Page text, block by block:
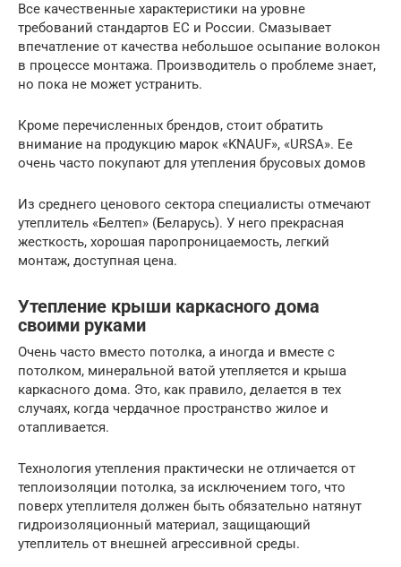
Все качественные характеристики на уровне
требований стандартов ЕС и России. Смазывает
впечатление от качества небольшое осыпание волокон
в процессе монтажа. Производитель о проблеме знает,
но пока не может устранить.
Кроме перечисленных брендов, стоит обратить
внимание на продукцию марок «KNAUF», «URSA». Ее
очень часто покупают для утепления брусовых домов
Из среднего ценового сектора специалисты отмечают
утеплитель «Белтеп» (Беларусь). У него прекрасная
жесткость, хорошая паропроницаемость, легкий
монтаж, доступная цена.
Утепление крыши каркасного дома
своими руками
Очень часто вместо потолка, а иногда и вместе с
потолком, минеральной ватой утепляется и крыша
каркасного дома. Это, как правило, делается в тех
случаях, когда чердачное пространство жилое и
отапливается.
Технология утепления практически не отличается от
теплоизоляции потолка, за исключением того, что
поверх утеплителя должен быть обязательно натянут
гидроизоляционный материал, защищающий
утеплитель от внешней агрессивной среды.